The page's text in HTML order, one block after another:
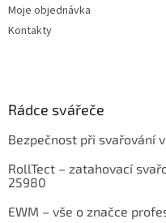
Moje objednávka
Kontakty
Rádce svářeče
Bezpečnost při svařování
RollTect – zatahovací
25980
EWM – vše o značce